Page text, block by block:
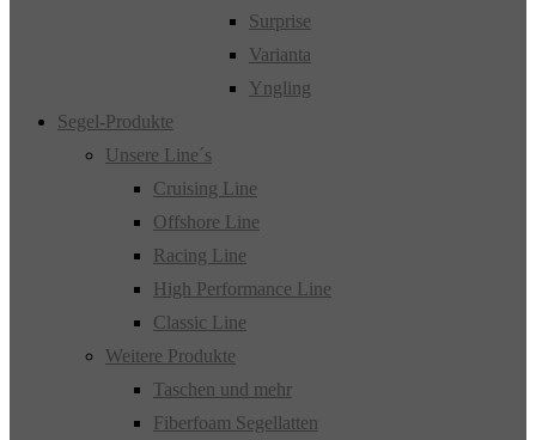
Surprise
Varianta
Yngling
Segel-Produkte
Unsere Line´s
Cruising Line
Offshore Line
Racing Line
High Performance Line
Classic Line
Weitere Produkte
Taschen und mehr
Fiberfoam Segellatten